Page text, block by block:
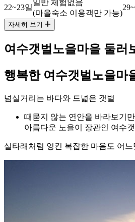
22~23일
일반 체험없음
(마을숙소 이용객만 가능)
자세히 보기
여수갯벌노을마을 둘러
행복한 여수갯벌노을마
넘실거리는 바다와 드넓은 갯벌
때묻지 않는 연안을 바라보기
아름다운 노을이 장관인 여수
실타래처럼 엉킨 복잡한 마음도 어